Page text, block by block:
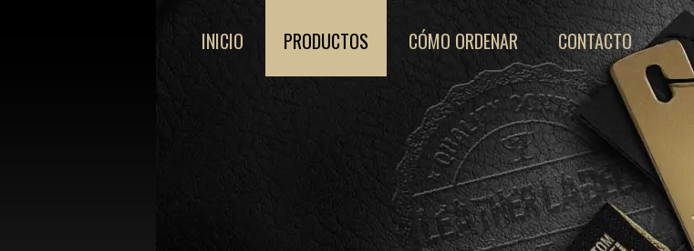
INICIO PRODUCTOS CÓMO ORDENAR CONTACTO